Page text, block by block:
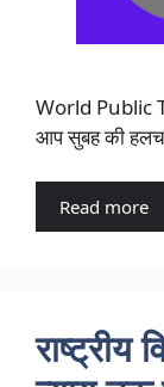
World Public
आप सुबह की
Read more
राष्ट्रीय